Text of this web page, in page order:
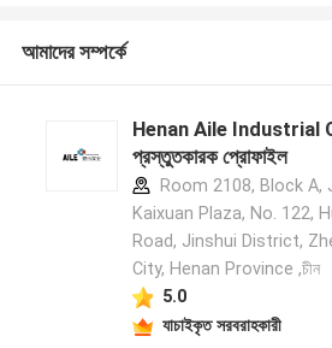
আমাদের সম্পর্কে
Henan Aile Industrial
প্রস্তুতকারক প্রোফাইল
Room 2108, Block A,
Kaixuan Plaza, No. 122,
Road, Jinshui District,
City, Henan Province ,চীন
5.0
যাচাইকৃত সরবরাহকারী